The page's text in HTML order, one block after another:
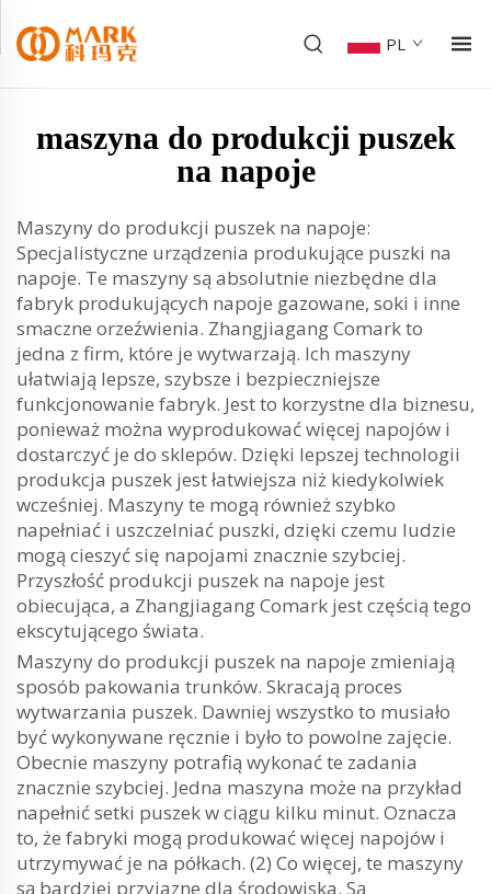
PL
maszyna do produkcji puszek
na napoje
Maszyny do produkcji puszek na napoje:
Specjalistyczne urządzenia produkujące puszki na
napoje. Te maszyny są absolutnie niezbędne dla
fabryk produkujących napoje gazowane, soki i inne
smaczne orzeźwienia. Zhangjiagang Comark to
jedna z firm, które je wytwarzają. Ich maszyny
ułatwiają lepsze, szybsze i bezpieczniejsze
funkcjonowanie fabryk. Jest to korzystne dla biznesu,
ponieważ można wyprodukować więcej napojów i
dostarczyć je do sklepów. Dzięki lepszej technologii
produkcja puszek jest łatwiejsza niż kiedykolwiek
wcześniej. Maszyny te mogą również szybko
napełniać i uszczelniać puszki, dzięki czemu ludzie
mogą cieszyć się napojami znacznie szybciej.
Przyszłość produkcji puszek na napoje jest
obiecująca, a Zhangjiagang Comark jest częścią tego
ekscytującego świata.
Maszyny do produkcji puszek na napoje zmieniają
sposób pakowania trunków. Skracają proces
wytwarzania puszek. Dawniej wszystko to musiało
być wykonywane ręcznie i było to powolne zajęcie.
Obecnie maszyny potrafią wykonać te zadania
znacznie szybciej. Jedna maszyna może na przykład
napełnić setki puszek w ciągu kilku minut. Oznacza
to, że fabryki mogą produkować więcej napojów i
utrzymywać je na półkach. (2) Co więcej, te maszyny
są bardziej przyjazne dla środowiska. Są